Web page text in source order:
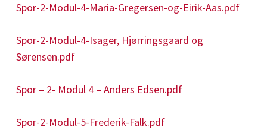
Spor-2-Modul-4-Maria-Gregersen-og-Eirik-Aas.pdf
Spor-2-Modul-4-Isager, Hjørringsgaard og
Sørensen.pdf
Spor – 2- Modul 4 – Anders Edsen.pdf
Spor-2-Modul-5-Frederik-Falk.pdf